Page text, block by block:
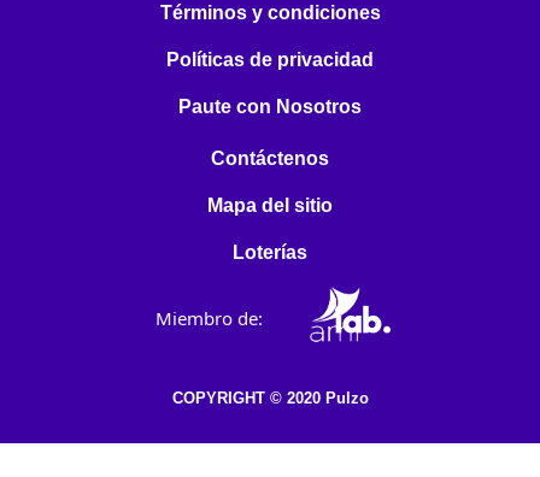
Términos y condiciones
Políticas de privacidad
Paute con Nosotros
Contáctenos
Mapa del sitio
Loterías
Miembro de:
COPYRIGHT © 2020 Pulzo